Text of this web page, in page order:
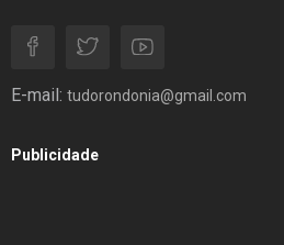
E-mail: tudorondonia@gmail.com
Publicidade